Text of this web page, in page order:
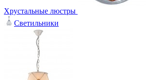
Хрустальные люстры
Светильники